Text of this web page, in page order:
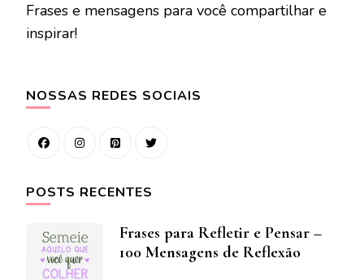
Frases e mensagens para você compartilhar e
inspirar!
NOSSAS REDES SOCIAIS
POSTS RECENTES
Frases para Refletir e Pensar –
100 Mensagens de Reflexão